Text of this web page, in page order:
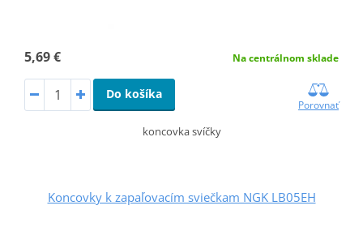
5,69 € Na centrálnom sklade
Do košíka
Porovnať
koncovka svíčky
Koncovky k zapaľovacím sviečkam NGK LB05EH